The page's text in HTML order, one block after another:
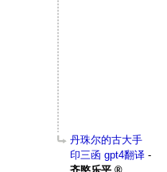
丹珠尔的古大手
印三函 gpt4翻译 -